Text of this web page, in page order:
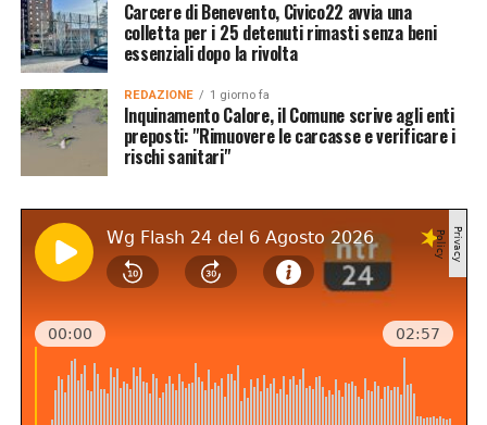
Carcere di Benevento, Civico22 avvia una
colletta per i 25 detenuti rimasti senza beni
essenziali dopo la rivolta
REDAZIONE 1 giorno fa
Inquinamento Calore, il Comune scrive agli enti
preposti: "Rimuovere le carcasse e verificare i
rischi sanitari"